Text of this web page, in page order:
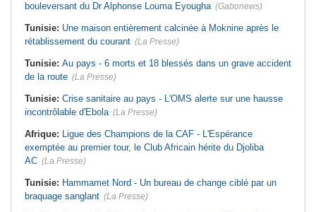
bouleversant du Dr Alphonse Louma Eyougha (Gabonews)
Tunisie: Une maison entièrement calcinée à Moknine après le
rétablissement du courant (La Presse)
Tunisie: Au pays - 6 morts et 18 blessés dans un grave accident
de la route (La Presse)
Tunisie: Crise sanitaire au pays - L'OMS alerte sur une hausse
incontrôlable d'Ebola (La Presse)
Afrique: Ligue des Champions de la CAF - L'Espérance
exemptée au premier tour, le Club Africain hérite du Djoliba
AC (La Presse)
Tunisie: Hammamet Nord - Un bureau de change ciblé par un
braquage sanglant (La Presse)